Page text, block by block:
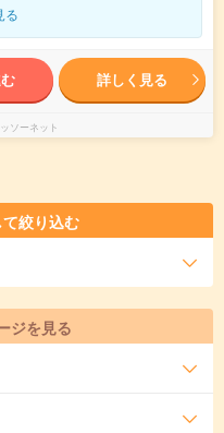
る
詳しく見る
ソーネット
絞り込む
ジを見る